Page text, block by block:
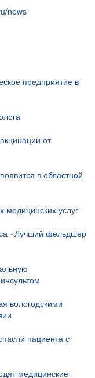
news
предприятие в
от
в областной
медицинских услуг
«Лучший фельдшер
вологодскими
пациента с
медицинские